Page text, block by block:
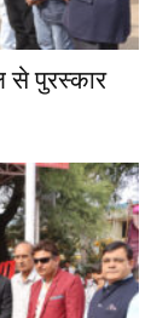
से पुरस्कार